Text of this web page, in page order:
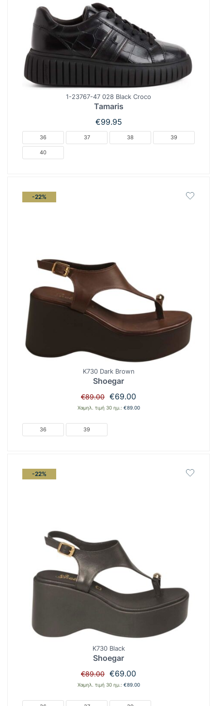
1-23767-47 028 Black Croco
Tamaris
€99.95
36 37 38 39
40
-22%
K730 Dark Brown
Shoegar
€89.00 Original
price
€69.00
τρέχουσα
Χαμηλ. τιμή 30 ημ.: €89.00
36 39
-22%
K730 Black
Shoegar
€89.00 Original
price
€69.00
τρέχουσα
Χαμηλ. τιμή 30 ημ.: €89.00